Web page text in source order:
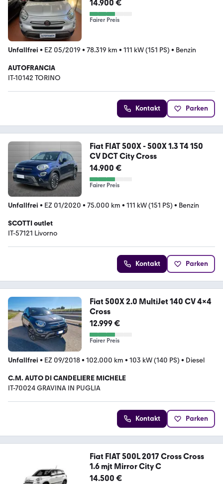
14.900 €
Fairer Preis
Unfallfrei • EZ 05/2019 • 78.319 km • 111 kW (151 PS) • Benzin
AUTOFRANCIA
IT-10142 TORINO
Kontakt Parken
Fiat FIAT 500X - 500X 1.3 T4 150
CV DCT City Cross
14.900 €
Fairer Preis
Unfallfrei • EZ 01/2020 • 75.000 km • 111 kW (151 PS) • Benzin
SCOTTI outlet
IT-57121 Livorno
Kontakt Parken
Fiat 500X 2.0 MultiJet 140 CV 4x4
Cross
12.999 €
Fairer Preis
Unfallfrei • EZ 09/2018• 102.000 km • 103 kW (140 PS) • Diesel
C.M. AUTO DI CANDELIERE MICHELE
IT-70024 GRAVINA IN PUGLIA
Kontakt Parken
Fiat FIAT 500L 2017 Cross Cross
1.6 mjt Mirror City C
14.500 €